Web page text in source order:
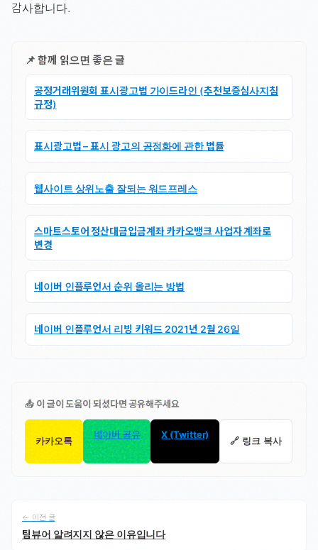
감사합니다.
📌 함께 읽으면 좋은 글
공정거래위원회 표시광고법 가이드라인 (추천보증심사지침
규정)
표시광고법 – 표시 광고의 공정화에 관한 법률
웹사이트 상위노출 잘되는 워드프레스
스마트스토어 정산대금입금계좌 카카오뱅크 사업자 계좌로
변경
네이버 인플루언서 순위 올리는 방법
네이버 인플루언서 리빙 키워드 2021년 2월 26일
📤 이 글이 도움이 되셨다면 공유해주세요
카카오톡
네이버 공유 X (Twitter)
🔗 링크 복사
← 이전 글
팀뷰어 알려지지 않은 이유입니다